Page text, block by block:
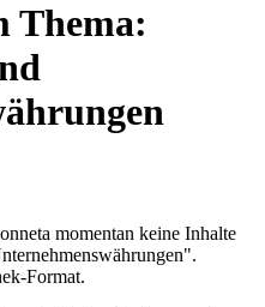
Thema:
momentan keine Inhalte
Format.